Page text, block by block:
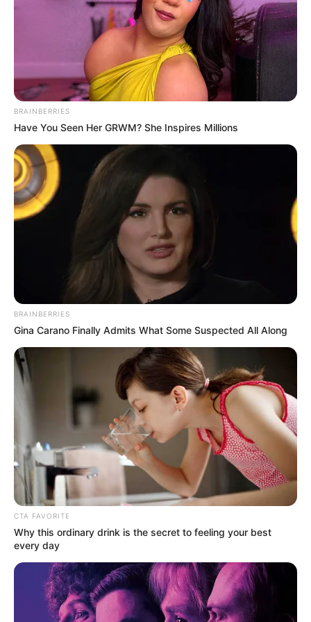
la zona, aseguró que el momento del deslizamiento lo
vivió con mucho temor, pero logró evacuar con su esposa
y horas más tarde logró evacuar a su gato.
De acuerdo con la Alcaldía la emergencia es atendida por
100 personas, entre bomberos, integrantes de la Policía,
miembros de organismos de socorro y servidores de
diversas dependencias de la Administración Distrital y en
este momento hay presencia de un carrotanque de EPM
con el que se suministra agua potable para la
comunidad afectada.
COMPARTIR
ALERTA BOGOTÁ EN GOOGLE NEWS
TEMAS RELACIONADOS
NOTICIAS MEDELLÍN
ALERTA PAISA
ALCALDÍA DE MEDELLÍN
VILLATINA
DESLIZAMIENTO
EVACUACIÓN
FEDERICO GUTIÉRREZ
ALCALDE DE MEDELLÍN
EMERGENCIAS POR LLUVIAS
LLUVIAS EN MEDELLÍN
MANTÉNGASE EN ALERTA
Tenemos todas las noticias que le
interesan. Para estar bien informado, por
favor, active las notificaciones de Alerta.
ACTIVAR AHORA
TEMAS DESTACADOS
BRAINBERRIES
Have You Seen Her GRWM? She Inspires Millions
BRAINBERRIES
Gina Carano Finally Admits What Some Suspected All Along
CTA FAVORITE
Why this ordinary drink is the secret to feeling your best
every day